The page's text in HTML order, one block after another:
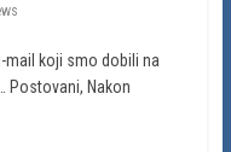
mail koji smo dobili na
Postovani, Nakon